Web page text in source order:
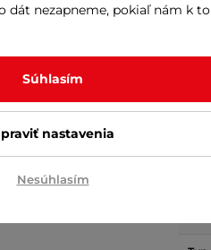
+ Pridať do
dát nezapneme, pokiaľ nám k
Súhlasím
nastavenia
Nesúhlasím